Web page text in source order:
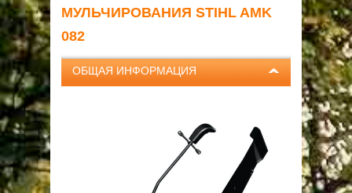
OCHSENKOPF
ПРИНАДЛЕЖНОСТИ
МУЛЬЧИРОВАНИЯ STIHL AMK
082
ОБЩАЯ ИНФОРМАЦИЯ